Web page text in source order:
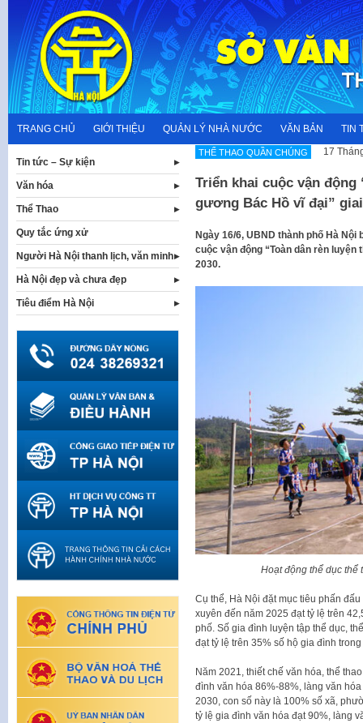
content
TRANG CHỦ GIỚI THIỆU QUẢN LÝ NHÀ NƯỚC VĂN BẢN TIN
THỂ THAO QUẦN CHÚNG 17
Triển khai cuộc vận động
gương Bác Hồ vĩ đại” giai
Ngày 16/6, UBND thành phố Hà
cuộc vận động “Toàn dân rèn
2030.
Hoạt động thể dục thể
Cụ thể, Hà Nội đặt mục tiêu phấn
xuyên đến năm 2025 đạt tỷ lệ trên
phố. Số gia đình luyện tập thể dục,
đạt tỷ lệ trên 35% số hộ gia đình
Năm 2021, thiết chế văn hóa, thể
đình văn hóa 86%-88%, làng văn
2030, con số này là 100% số xã,
tỷ lệ gia đình văn hóa đạt 90%, làng
Tin tức – Sự kiện
Văn hóa
Thể Thao
Quy tắc ứng xử
Người Hà Nội thanh lịch, văn minh
Hà Nội đẹp và chưa đẹp
Tiêu điểm Hà Nội